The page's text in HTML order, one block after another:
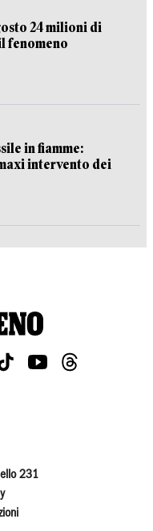
24 milioni di
fenomeno
in fiamme:
intervento dei
231